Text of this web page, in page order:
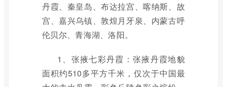
丹霞、秦皇岛、布达拉宫、喀纳斯、故
宫、嘉兴乌镇、敦煌月牙泉、内蒙古呼
伦贝尔、青海湖、洛阳。
1、张掖七彩丹霞：张掖丹霞地貌
面积约510多平方千米，仅次于中国最